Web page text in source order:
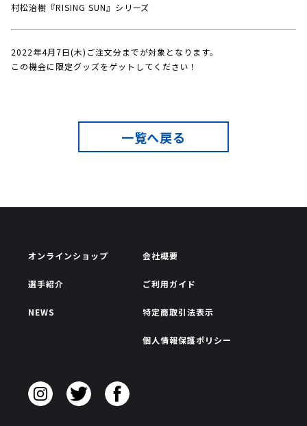
村松治樹『RISING SUN』シリーズ
2022年4月7日(木)ご注文分までが対象となります。
この機会に限定グッズをゲットしてください！
一覧へ戻る
オンラインショップ
選手紹介
NEWS
会社概要
ご利用ガイド
特定商取引法表示
個人情報保護ポリシー